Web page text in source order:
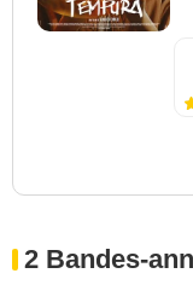
2 Bandes-